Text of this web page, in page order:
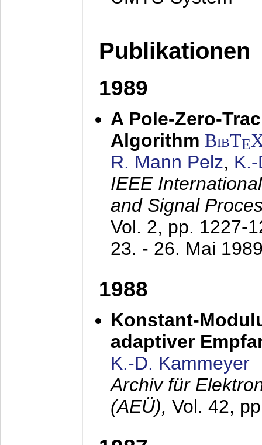
Publikationen
1989
A Pole-Zero-
Algorithm BibTE
R. Mann Pelz,
IEEE
and Signal
Vol. 2, pp. 1227-
23. - 26. Mai
1988
Konstant-
adaptiver
K.-D. Kammeyer
Archiv für
(AEÜ), Vol. 42,